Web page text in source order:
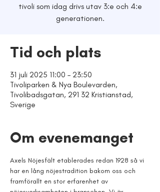
tivoli som idag drivs utav 3:e och 4:e
generationen.
Tid och plats
31 juli 2025 11:00 – 23:50
Tivoliparken & Nya Boulevarden,
Tivolibadsgatan, 291 32 Kristianstad,
Sverige
Om evenemanget
Axels Nöjesfält etablerades redan 1928 så vi
har en lång nöjestradition bakom oss och
framförallt en stor erfarenhet av